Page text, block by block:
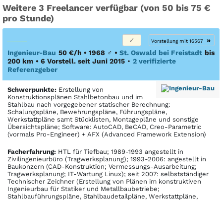
Weitere 3 Freelancer verfügbar (von 50 bis 75 €
pro Stunde)
Vorstellung mit 16567
»
Ingenieur-Bau 50 €/h • 1968 ♂ • St. Oswald bei Freistadt bis
200 km • 6 Vorstell. seit Juni 2015 • 2 verifizierte
Referenzgeber
Schwerpunkte: Erstellung von
Konstruktionsplänen Stahlbetonbau und im
Stahlbau nach vorgegebener statischer Berechnung:
Schalungspläne, Bewehrungspläne, Führungspläne,
Werkstattpläne samt Stücklisten, Montagepläne und sonstige
Übersichtspläne; Software: AutoCAD, BeCAD, Creo-Parametric
(vormals Pro-Engineer) + AFX (Advanced Framework Extension)
Facher­fahrung: HTL für Tiefbau; 1989-1993 angestellt in
Zivilingenieurbüro (Tragwerksplanung); 1993-2006: angestellt in
Baukonzern (CAD-Konstruktion; Vermessungs-Ausarbeitung;
Tragwerksplanung; IT-Wartung Linux); seit 2007: selbstständiger
Technischer Zeichner (Erstellung von Plänen im konstruktiven
Ingenieurbau für Statiker und Metallbaubetriebe;
Stahlbauführungspläne, Stahlbaudetailpläne, Werkstattpläne,